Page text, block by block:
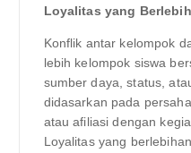
Loyalitas yang
Konflik antar kelompok
lebih kelompok siswa
sumber daya, status,
didasarkan pada
atau afiliasi dengan
Loyalitas yang